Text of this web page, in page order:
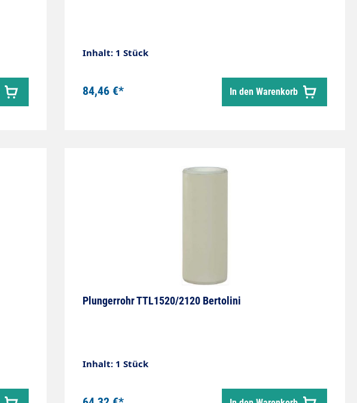
Inhalt: 1 Stück
84,46 €* In den Warenkorb
Plungerrohr TTL1520/2120 Bertolini
Inhalt: 1 Stück